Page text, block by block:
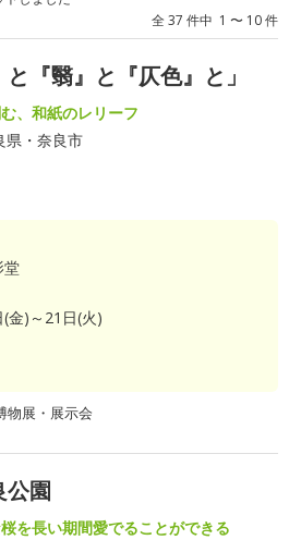
全 37 件中 1 〜 10 件
『翳』と『仄色』と」
、和紙のレリーフ
県・奈良市
堂
金)～21日(火)
物展・展示会
公園
を長い期間愛でることができる